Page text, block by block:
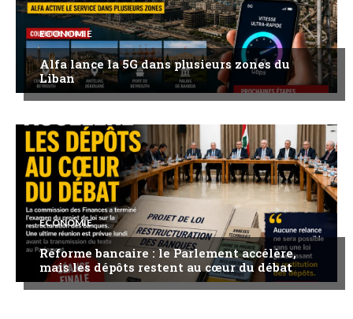
ECONOMIE
Alfa lance la 5G dans plusieurs zones du
Liban
ECONOMIE
Réforme bancaire : le Parlement accélère,
mais les dépôts restent au cœur du débat